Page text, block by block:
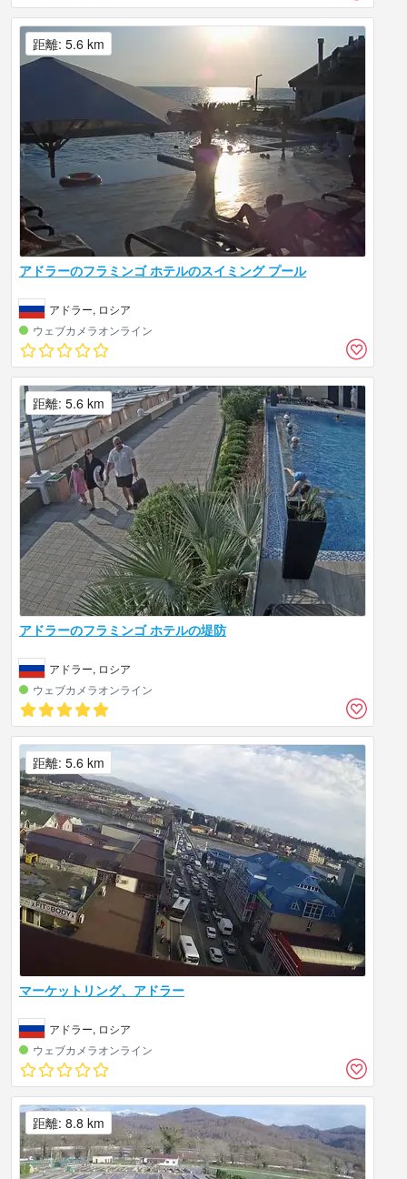
アドラーのフラミンゴ ホテルのスイミング プール
アドラー, ロシア
ウェブカメラオンライン
距離: 5.6 km
アドラーのフラミンゴ ホテルの堤防
アドラー, ロシア
ウェブカメラオンライン
距離: 5.6 km
マーケットリング、アドラー
アドラー, ロシア
ウェブカメラオンライン
距離: 5.6 km
距離: 8.8 km